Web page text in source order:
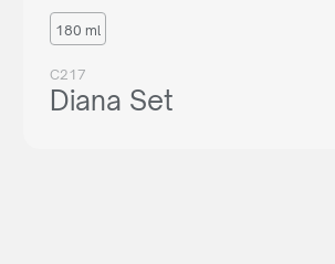
180 ml
C217
Diana Set